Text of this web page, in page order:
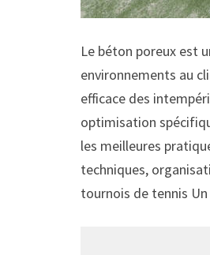
Le béton poreux est
environnements au
efficace des
optimisation
les meilleures
techniques,
tournois de tennis